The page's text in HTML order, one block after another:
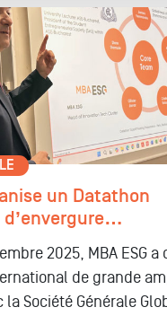
un Datathon
2025, MBA ESG a
de grande
Société Générale